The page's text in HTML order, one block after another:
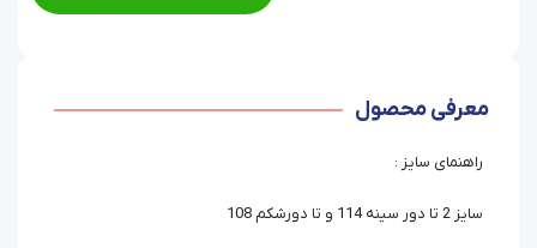
معرفی محصول
راهنمای سایز :
سایز 2 تا دور سینه 114 و تا دورشکم 108